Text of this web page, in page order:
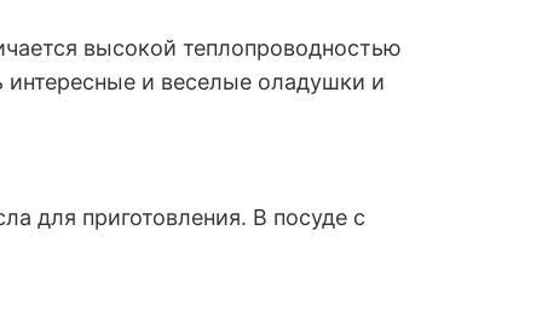
высокой теплопроводностью
и веселые оладушки и
для приготовления. В посуде с